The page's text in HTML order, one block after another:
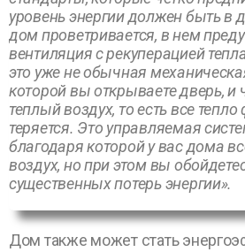
уровень энергии должен быть в
дом проветривается, в нем
вентиляция с рекуперацией
это уже не обычная
которой вы открываете дверь, и
теплый воздух, то есть все
теряется. Это управляемая
благодаря которой у вас дома
воздух, но при этом вы
существенных потерь энергии».
Дом также может стать